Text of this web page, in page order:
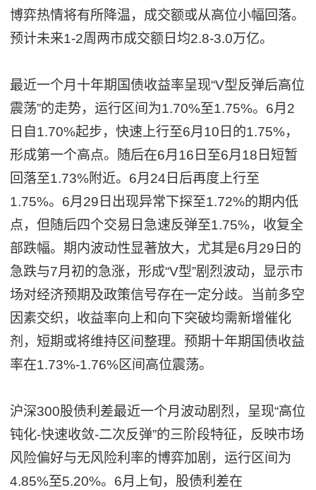
博弈热情将有所降温，成交额或从高位小幅回落。
预计未来1-2周两市成交额日均2.8-3.0万亿。
最近一个月十年期国债收益率呈现“V型反弹后高位
震荡”的走势，运行区间为1.70%至1.75%。6月2
日自1.70%起步，快速上行至6月10日的1.75%，
形成第一个高点。随后在6月16日至6月18日短暂
回落至1.73%附近。6月24日后再度上行至
1.75%。6月29日出现异常下探至1.72%的期内低
点，但随后四个交易日急速反弹至1.75%，收复全
部跌幅。期内波动性显著放大，尤其是6月29日的
急跌与7月初的急涨，形成“V型”剧烈波动，显示市
场对经济预期及政策信号存在一定分歧。当前多空
因素交织，收益率向上和向下突破均需新增催化
剂，短期或将维持区间整理。预期十年期国债收益
率在1.73%-1.76%区间高位震荡。
沪深300股债利差最近一个月波动剧烈，呈现“高位
钝化-快速收敛-二次反弹”的三阶段特征，反映市场
风险偏好与无风险利率的博弈加剧，运行区间为
4.85%至5.20%。6月上旬，股债利差在